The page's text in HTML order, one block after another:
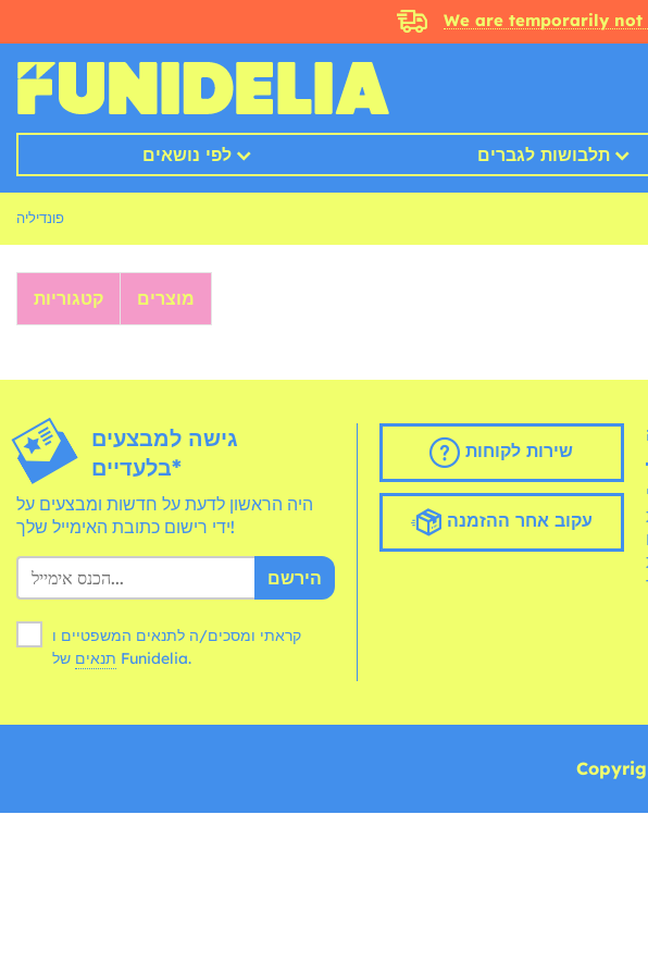
We are temporarily not
לפי נושאים תלבושות לגברים
פונדיליה
קטגוריות מוצרים
גישה למבצעים
בלעדיים*
היה הראשון לדעת על חדשות ומבצעים על
ידי רישום כתובת האימייל שלך!
הירשם
קראתי ומסכים/ה לתנאים המשפטיים ו
תנאים של Funidelia.
שירות לקוחות
עקוב אחר ההזמנה